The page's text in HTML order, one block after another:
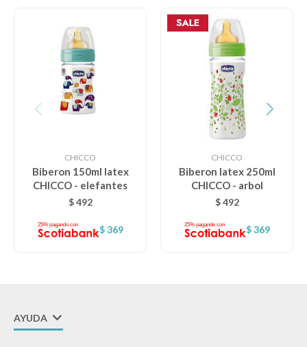
CHICCO
Biberon 150ml latex
CHICCO - elefantes
$ 492
$ 369
CHICCO
Biberon latex 250ml
CHICCO - arbol
$ 492
$ 369
AYUDA
Vestimenta
Gift cards
Local MVD Kids